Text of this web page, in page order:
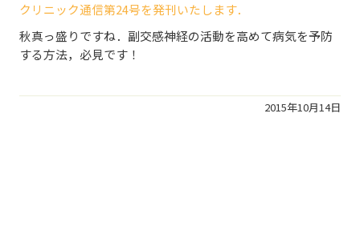
クリニック通信第24号を発刊いたします．
秋真っ盛りですね．副交感神経の活動を高めて病気を予防
する方法，必見です！
2015年10月14日